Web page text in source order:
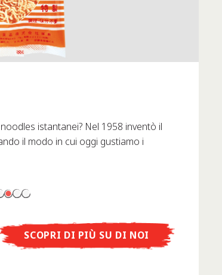
istantanei? Nel 1958 inventò il
il modo in cui oggi gustiamo i
SCOPRI DI PIÙ SU DI NOI